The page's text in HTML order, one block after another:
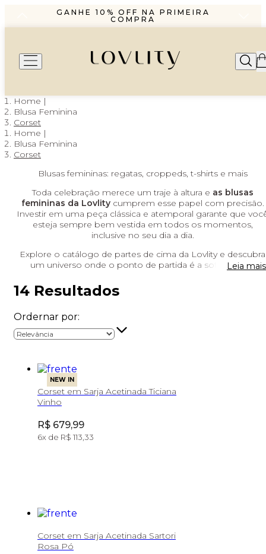
GANHE 10% OFF NA PRIMEIRA
COMPRA
PARCELAMENTO EM ATÉ 6X SEM
R$1299,99 ENVIO PAC
GANHE 10% OFF NA PRIMEIRA
Blusa Feminina
Corset
Blusa Feminina
Corset
Blusas femininas: regatas, croppeds, t-shirts e mais
Toda celebração merece um traje à altura e as blusas
femininas da Lovlitycumprem esse papel com precisão.
Investir em uma peça clássica e atemporal garante que
esteja sempre bem vestida em todos os momentos,
inclusive no seu dia a dia.
Explore o catálogo de partes de cima da Lovlity e descubra
um universo onde o ponto de partida é a sofisticação:
Leia mais
14 Resultados
Ordernar por:
NEW IN
Corset em Sarja Acetinada Ticiana
Vinho
Price:
R$ 679,99
6x de R$ 113,33
Corset em Sarja Acetinada Sartori
Rosa Pó